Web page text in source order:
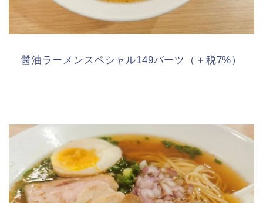
醤油ラーメンスペシャル149バーツ（＋税7%）